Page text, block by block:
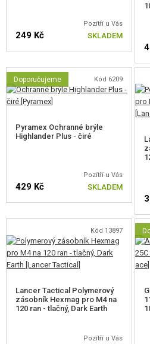
těmito funkcemi můžete být připraveni na
Zesílený kovový mechabox
Ocelová ozubená kola 18:1 (pístové
Nebula Zion Arms)
Zpožďovací vačka
Píst se 14 ocelovými zuby
Černě eloxovaný válec s vylepšenou
Motor 19000 RPM s neodymovými
QD vodící trn pružiny s ložiskem
Pružina M90 (pružina M120 součástí
Nízkoodporová kabeláž 16AWG
Odlehčená kovová spoušť
Procesorová jednotka ETU Nebula
ochranným mosfetem a
Přesná hlaveň o průměru 6,03 mm
Hop-up komora stylu Prowin s
Pozítří u Vás
249 Kč SKLADEM
Doporučujeme Kód 6209
Pyramex Ochranné brýle
Highlander Plus - čiré
Pozítří u Vás
429 Kč SKLADEM
Kód 13897
Lancer Tactical Polymerový
zásobník Hexmag pro M4 na
120 ran - tlačný, Dark Earth
Pozítří u Vás